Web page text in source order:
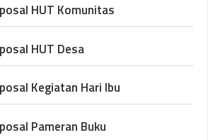
HUT Komunitas
HUT Desa
Kegiatan Hari Ibu
Pameran Buku